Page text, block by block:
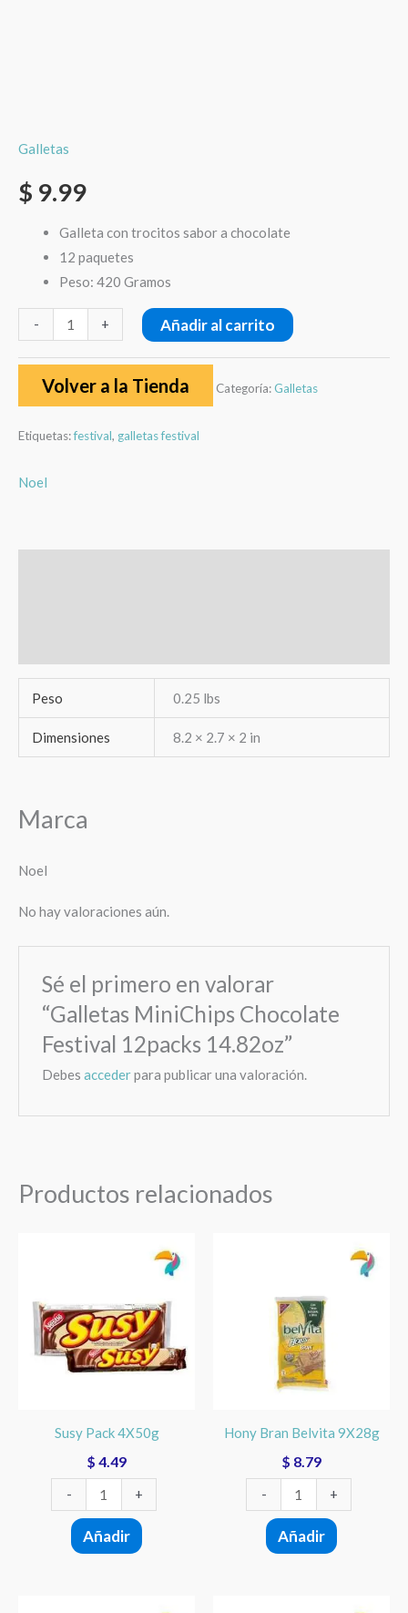
Galletas
$ 9.99
Galleta con trocitos sabor a chocolate
12 paquetes
Peso: 420 Gramos
- + Añadir al carrito
Volver a la Tienda Categoría:Galletas
Etiquetas:festival, galletas festival
Noel
Peso 0.25 lbs
Dimensiones 8.2 × 2.7 × 2 in
Marca
Noel
No hay valoraciones aún.
Sé el primero en valorar
“Galletas MiniChips Chocolate
Festival 12packs 14.82oz”
Debesaccederpara publicar una valoración.
Productos relacionados
Susy Pack 4X50g
$ 4.49
-
cantidad
+
Añadir
Hony Bran Belvita 9X28g
$ 8.79
-
Belvita
9X28g
cantidad
+
Añadir